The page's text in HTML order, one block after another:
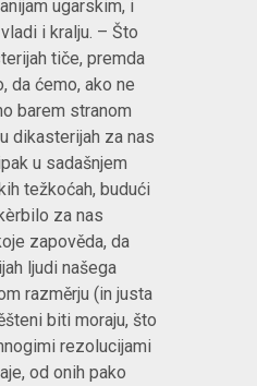
ugarskim, i
i kralju. – Što
tiče, premda
da ćemo, ako ne
barem stranom
dikasterijah za nas
u sadašnjem
težkoćah, budući
za nas
zapověda, da
ljudi našega
razměrju (in justa
biti moraju, što
rezolucijami
od onih pako